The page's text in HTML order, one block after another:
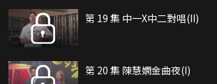
第 19 集 中一X中二對唱(II)
第 20 集 陳慧嫻金曲夜(I)